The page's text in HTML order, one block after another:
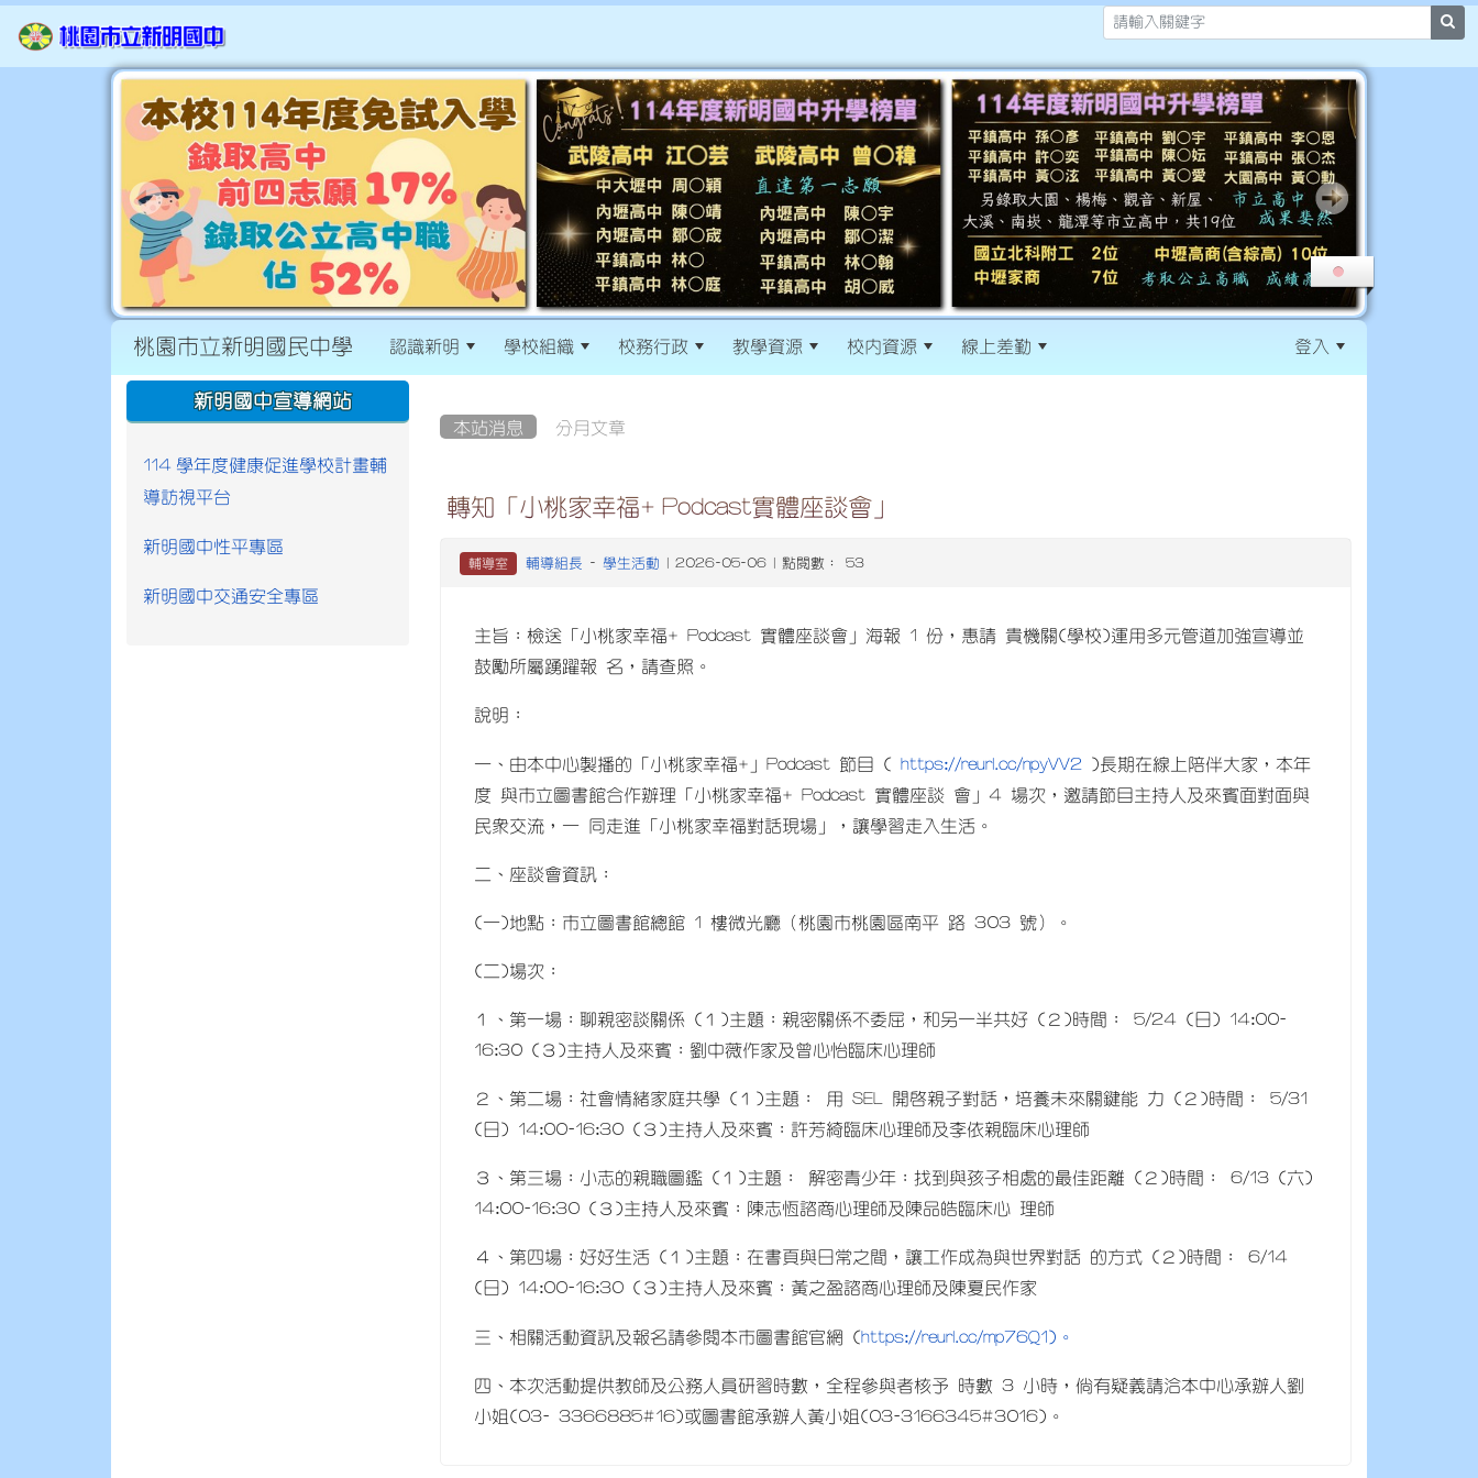
桃園市立新明國民中學 認識新明 學校組織 校務行政 教學資源 校內資源 線上差勤 登入
本站消息 分月文章
轉知「小桃家幸福+ Podcast實體座談會」
輔導室 輔導組長 - 學生活動 | 2026-05-06 | 點閱數： 53
主旨：檢送「小桃家幸福+ Podcast 實體座談會」海報 1 份，惠請 貴機關(學校)運用多元管道加強宣導並
鼓勵所屬踴躍報 名，請查照。
說明：
一、由本中心製播的「小桃家幸福+」Podcast 節目 ( https://reurl.cc/npyVV2 )長期在線上陪伴大家，本年
度 與市立圖書館合作辦理「小桃家幸福+ Podcast 實體座談 會」4 場次，邀請節目主持人及來賓面對面與
民眾交流，一 同走進「小桃家幸福對話現場」，讓學習走入生活。
二、座談會資訊：
(一)地點：市立圖書館總館 1 樓微光廳（桃園市桃園區南平 路 303 號）。
(二)場次：
１、第一場：聊親密談關係 (１)主題：親密關係不委屈，和另一半共好 (２)時間： 5/24 (日) 14:00-
16:30 (３)主持人及來賓：劉中薇作家及曾心怡臨床心理師
２、第二場：社會情緒家庭共學 (１)主題： 用 SEL 開啟親子對話，培養未來關鍵能 力 (２)時間： 5/31
(日) 14:00-16:30 (３)主持人及來賓：許芳綺臨床心理師及李依親臨床心理師
３、第三場：小志的親職圖鑑 (１)主題： 解密青少年：找到與孩子相處的最佳距離 (２)時間： 6/13 (六)
14:00-16:30 (３)主持人及來賓：陳志恆諮商心理師及陳品皓臨床心 理師
４、第四場：好好生活 (１)主題：在書頁與日常之間，讓工作成為與世界對話 的方式 (２)時間： 6/14
(日) 14:00-16:30 (３)主持人及來賓：黃之盈諮商心理師及陳夏民作家
三、相關活動資訊及報名請參閱本市圖書館官網 (https://reurl.cc/mp76Q1)。
四、本次活動提供教師及公務人員研習時數，全程參與者核予 時數 3 小時，倘有疑義請洽本中心承辦人劉
小姐(03- 3366885#16)或圖書館承辦人黃小姐(03-3166345#3016)。
:::
新明國中宣導網站
114 學年度健康促進學校計畫輔
導訪視平台
新明國中性平專區
新明國中交通安全專區